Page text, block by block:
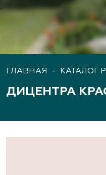
ГЛАВНАЯ - КАТАЛОГ
ДИЦЕНТРА